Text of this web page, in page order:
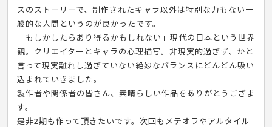
スのストーリーで、制作されたキャラ以外は特別な力もない一
般的な人間というのが良かったです。
「もしかしたらあり得るかもしれない」現代の日本という世界
観。クリエイターとキャラの心理描写。非現実的過ぎず、かと
言って現実離れし過ぎていない絶妙なバランスにどんどん吸い
込まれていきました。
製作者や関係者の皆さん、素晴らしい作品をありがとうござま
す。
是非2期も作って頂きたいです。次回もメテオラやアルタイル